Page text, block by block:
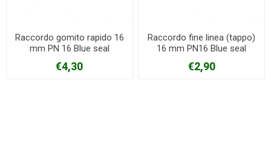
Raccordo gomito rapido 16
mm PN 16 Blue seal
€4,30
Raccordo fine linea (tappo)
16 mm PN16 Blue seal
€2,90